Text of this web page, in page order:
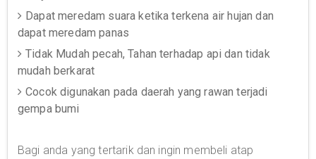
Dapat meredam suara ketika terkena air hujan dan
dapat meredam panas
Tidak Mudah pecah, Tahan terhadap api dan tidak
mudah berkarat
Cocok digunakan pada daerah yang rawan terjadi
gempa bumi
Bagi anda yang tertarik dan ingin membeli atap